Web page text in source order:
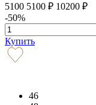
5100 5100 ₽ 10200 ₽
-50%
Купить
46